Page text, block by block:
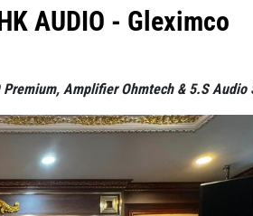
AUDIO - Gleximco
Amplifier Ohmtech & 5.S Audio